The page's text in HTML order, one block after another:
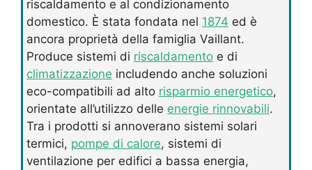
riscaldamento e al condizionamento
domestico. È stata fondata nel 1874 ed è
ancora proprietà della famiglia Vaillant.
Produce sistemi di riscaldamento e di
climatizzazione includendo anche soluzioni
eco-compatibili ad alto risparmio energetico,
orientate all’utilizzo delle energie rinnovabili.
Tra i prodotti si annoverano sistemi solari
termici, pompe di calore, sistemi di
ventilazione per edifici a bassa energia,